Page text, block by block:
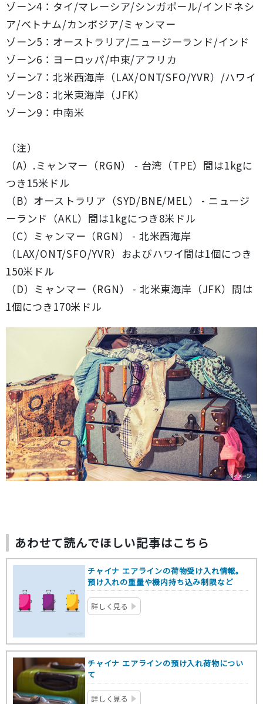
ゾーン4：タイ/マレーシア/シンガポール/インドネシ
ア/ベトナム/カンボジア/ミャンマー
ゾーン5：オーストラリア/ニュージーランド/インド
ゾーン6：ヨーロッパ/中東/アフリカ
ゾーン7：北米西海岸（LAX/ONT/SFO/YVR）/ハワイ
ゾーン8：北米東海岸（JFK）
ゾーン9：中南米
（注）
（A）.ミャンマー（RGN） - 台湾（TPE）間は1kgに
つき15米ドル
（B）オーストラリア（SYD/BNE/MEL） - ニュージ
ーランド（AKL）間は1kgにつき8米ドル
（C）ミャンマー（RGN） - 北米西海岸
（LAX/ONT/SFO/YVR）およびハワイ間は1個につき
150米ドル
（D）ミャンマー（RGN） - 北米東海岸（JFK）間は
1個につき170米ドル
あわせて読んでほしい記事はこちら
チャイナ エアラインの荷物受け入れ情報。
預け入れの重量や機内持ち込み制限など
詳しく見る
チャイナ エアラインの預け入れ荷物につい
て
詳しく見る